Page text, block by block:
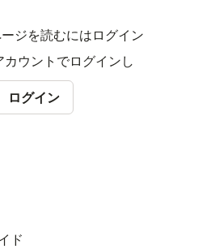
ジを読むにはログイン
ウントでログインし
ログイン
ド